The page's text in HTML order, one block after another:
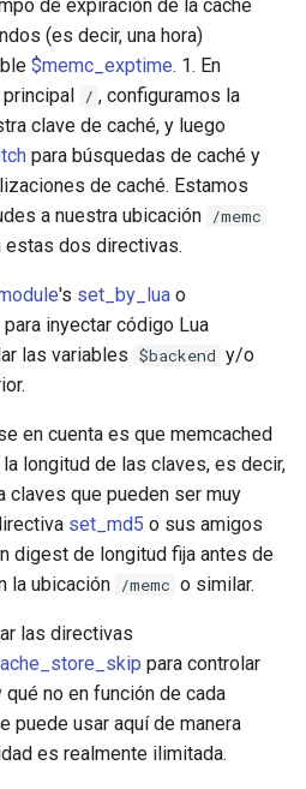
de expiración de la caché
(es decir, una hora)
$memc_exptime. 1. En
/ , configuramos la
clave de caché, y luego
para búsquedas de caché y
de caché. Estamos
a nuestra ubicación /memc
estas dos directivas.
's set_by_lua o
inyectar código Lua
las variables $backend y/o
en cuenta es que memcached
longitud de las claves, es decir,
claves que pueden ser muy
set_md5 o sus amigos
digest de longitud fija antes de
la ubicación /memc o similar.
las directivas
para controlar
no en función de cada
puede usar aquí de manera
es realmente ilimitada.